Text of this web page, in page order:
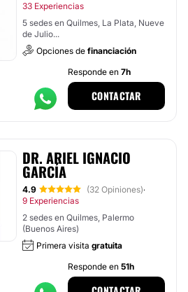
33 Experiencias
5 sedes en Quilmes, La Plata, Nueve
de Julio...
Opciones de financiación
Responde en 7h
CONTACTAR
DR. ARIEL IGNACIO
GARCÍA
4.9 (32 Opiniones)·
9 Experiencias
2 sedes en Quilmes, Palermo
(Buenos Aires)
Primera visita gratuita
Responde en 51h